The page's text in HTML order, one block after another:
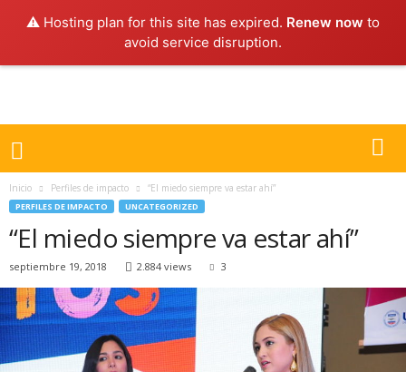
⚠️ Hosting plan for this site has expired. Renew now to
avoid service disruption.
Inicio Perfiles de impacto “El miedo siempre va estar ahí”
PERFILES DE IMPACTO UNCATEGORIZED
“El miedo siempre va estar ahí”
septiembre 19, 2018 2.884 views 3